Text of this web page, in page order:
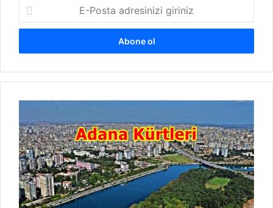
P
s
a
e
s
i
n
i
z
a
n
a
K
ü
r